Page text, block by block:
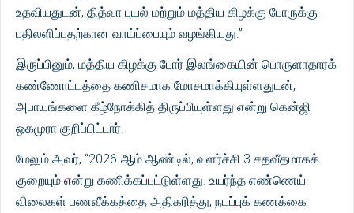
உதவியதுடன், தித்வா புயல் மற்றும் மத்திய கிழக்கு போருக்கு
பதிலளிப்பதற்கான வாய்ப்பையும் வழங்கியது.”
இருப்பினும், மத்திய கிழக்கு போர் இலங்கையின் பொருளாதாரக்
கண்ணோட்டத்தை கணிசமாக மோசமாக்கியுள்ளதுடன்,
அபாயங்களை கீழ்நோக்கித் திருப்பியுள்ளது என்று கென்ஜி
ஒகமுரா குறிப்பிட்டார்.
மேலும் அவர், “2026-ஆம் ஆண்டில், வளர்ச்சி 3 சதவீதமாகக்
குறையும் என்று கணிக்கப்பட்டுள்ளது. உயர்ந்த எண்ணெய்
விலைகள் பணவீக்கத்தை அதிகரித்து, நடப்புக் கணக்கை